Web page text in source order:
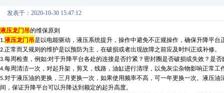
发表于：2020-10-30 15:47:12
液压龙门吊的维保原则
1.液压龙门吊是以电能驱动，液压系统提升，操作中避免不正规操作，确保升降平台
2.正常而又规则的维护是以预防为主，在破损或者出现故障之前应及时纠正或补修。
3.每周检查 ， 例如:对于升降平台各处的连接是否拧紧 ？ 密封圈是否破损或失效 ？ 是否
4.每周清洁一次 ， 对起升架 ， 剪叉 ， 线路 ， 油缸进行清理 ， 以免灰尘杂物影响正常工
5.对于液压油的更换 ， 三月更换一次 ， 如果使用频率不高 ， 可一年更换一次。 液压油
间 ， 保证升降平台可以升降达到额定的起升高度。